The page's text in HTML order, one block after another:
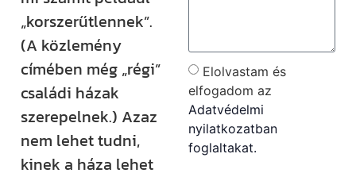
„korszerűtlennek”.
(A közlemény
címében még „régi”
családi házak
szerepelnek.) Azaz
nem lehet tudni,
kinek a háza lehet
Elolvastam és
elfogadom az
Adatvédelmi
nyilatkozatban
foglaltakat.